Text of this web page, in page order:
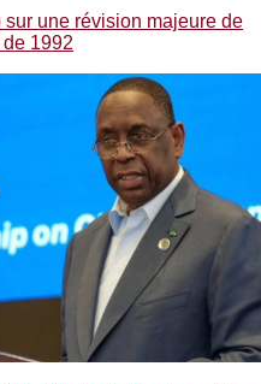
sur une révision majeure de
de 1992